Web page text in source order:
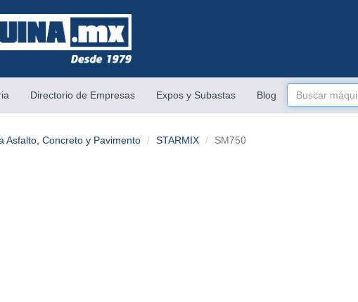
Directorio de Empresas Expos y Subastas Blog
Asfalto, Concreto y Pavimento STARMIX SM750